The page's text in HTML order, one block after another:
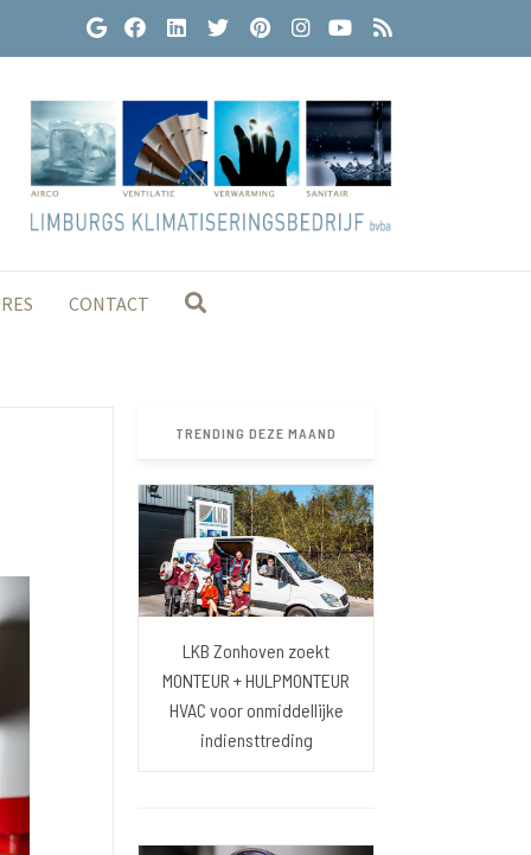
CONTACT
TRENDING DEZE MAAND
LKB Zonhoven zoekt
MONTEUR + HULPMONTEUR
HVAC voor onmiddellijke
indiensttreding